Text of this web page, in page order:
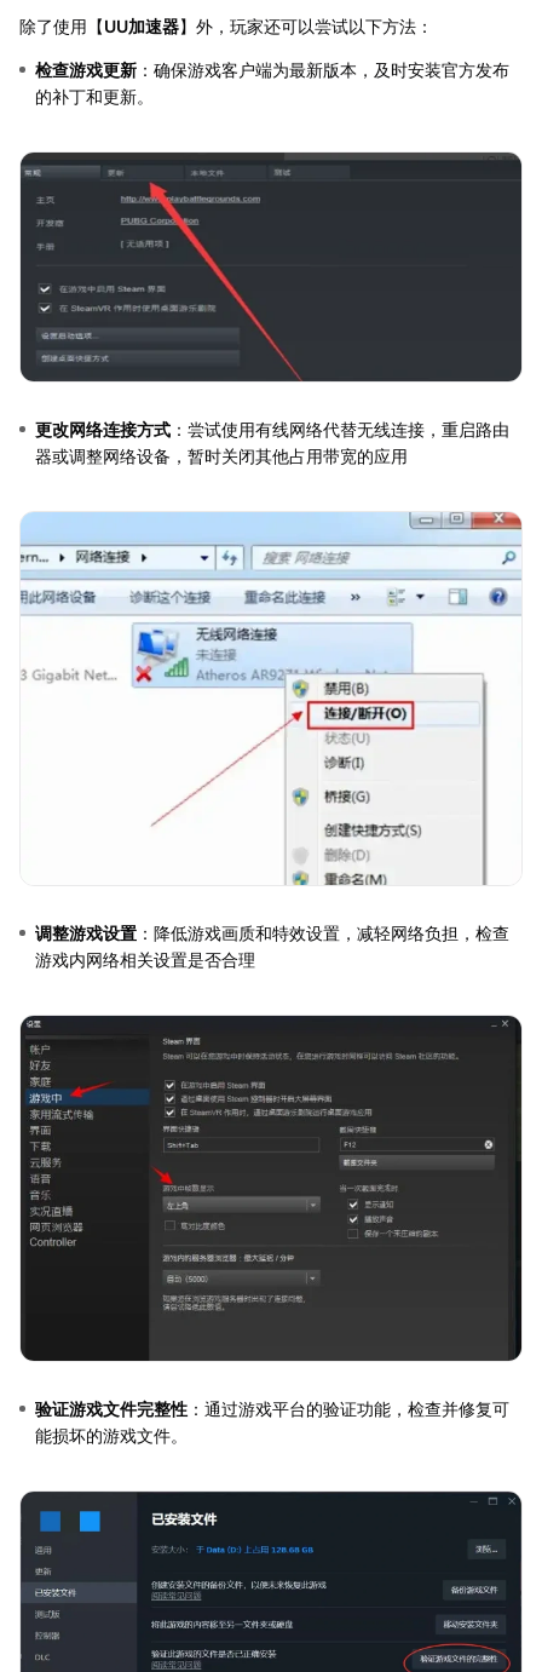
除了使用【UU加速器】外，玩家还可以尝试以下方法：
检查游戏更新 ：确保游戏客户端为最新版本，及时安装官方发布
的补丁和更新。
更改网络连接方式 ：尝试使用有线网络代替无线连接，重启路由
器或调整网络设备，暂时关闭其他占用带宽的应用
调整游戏设置 ：降低游戏画质和特效设置，减轻网络负担，检查
游戏内网络相关设置是否合理
验证游戏文件完整性 ：通过游戏平台的验证功能，检查并修复可
能损坏的游戏文件。